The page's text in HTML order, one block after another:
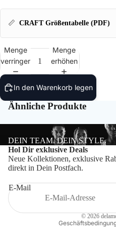
📏 CRAFT Größentabelle (PDF)
Menge
verringern
Menge
erhöhen
In den Warenkorb legen
Ähnliche Produkte
DEIN TEAM. DEIN STYLE.
Hol Dir exklusive Deals
Neue Kollektionen, exklusive
direkt in Dein Postfach.
E-Mail
© 2026
Datenschutzerklärung
Impressum
Kontaktinformationen